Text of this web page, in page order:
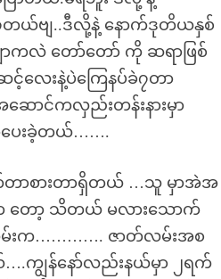
တယ်ဗျ..ဒီလို့နဲ့ နောက်ဒုတိယနှစ်
ာကလဲ တော်တော် ကို ဆရာဖြစ်
ေးနဲ့ပဲကြေနပ်ခဲ၇တာ
ောင်ကလှည်းတန်းနားမှာ
ေးခဲ့တယ်…….
တာစားတာရှိတယ် …သူ မှာအဲအ
က တော့ သိတယ် မလားသောက်
းက…………. ဇာတ်လမ်းအစ
ကျွန်နော်လည်းနယ်မှာ ၂ရက်